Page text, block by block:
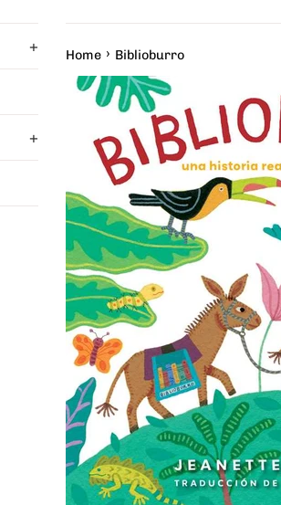
+
+
Home › Biblioburro